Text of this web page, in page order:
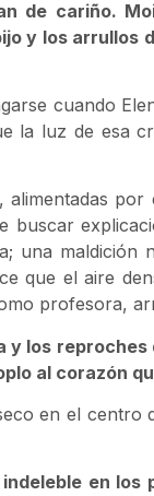
de cariño.
y los arrullos
cuando
la luz de esa
buscar
una maldición
que el aire
profesora,
y los
al corazón
en el centro
en los